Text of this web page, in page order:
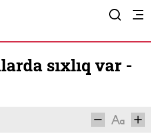
sıxlıq var -